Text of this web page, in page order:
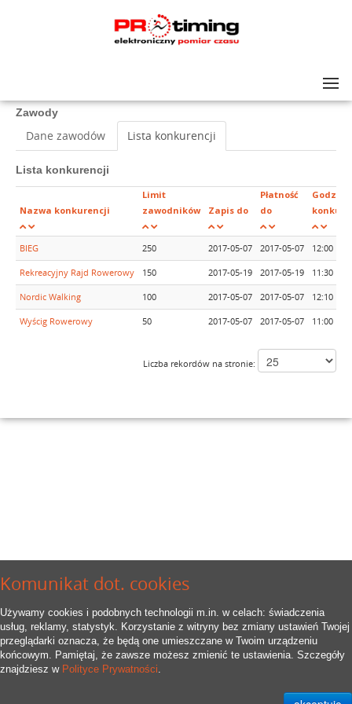
Komunikat dot. cookies
Używamy cookies i podobnych technologii m.in. w celach: świadczenia
usług, reklamy, statystyk. Korzystanie z witryny bez zmiany ustawień Twojej
przeglądarki oznacza, że będą one umieszczane w Twoim urządzeniu
końcowym. Pamiętaj, że zawsze możesz zmienić te ustawienia. Szczegóły
znajdziesz w Polityce Prywatności.
Zawody
Dane zawodów Lista konkurencji
Lista konkurencji
Nazwa konkurencji
Limit
zawodników
Zapis do
Płatność
do
Godzina
BIEG 250 2017-05-07 2017-05-07 12:00
Rekreacyjny Rajd Rowerowy 150 2017-05-19 2017-05-19 11:30
Nordic Walking 100 2017-05-07 2017-05-07 12:10
Wyścig Rowerowy 50 2017-05-07 2017-05-07 11:00
Liczba rekordów na stronie: